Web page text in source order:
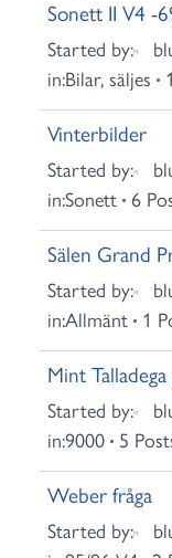
Sonett II V4 -
Started by:
in:Bilar, säljes
Vinterbilder
Started by:
in:Sonett 6
Sälen Grand
Started by:
in:Allmänt 1
Mint Talladega
Started by:
in:9000 5
Weber fråga
Started by: